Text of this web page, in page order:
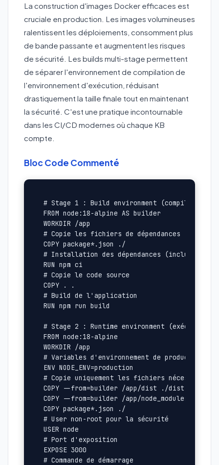
La construction d'images Docker efficaces est
cruciale en production. Les images volumineuses
ralentissent les déploiements, consomment plus
de bande passante et augmentent les risques
de sécurité. Les builds multi-stage permettent
de séparer l'environnement de compilation de
l'environnement d'exécution, réduisant
drastiquement la taille finale tout en maintenant
la sécurité. C'est une pratique incontournable
dans les CI/CD modernes où chaque KB
compte.
Bloc Code Commenté
# Stage 1 : Build environment (compilation)
FROM node:18-alpine AS builder
WORKDIR /app
# Copie les fichiers de dépendances
COPY package*.json ./
# Installation des dépendances (inclut les
RUN npm ci
# Copie le code source
COPY . .
# Build de l'application
RUN npm run build
# Stage 2 : Runtime environment (exécution)
FROM node:18-alpine
WORKDIR /app
# Variables d'environnement de production
ENV NODE_ENV=production
# Copie uniquement les fichiers nécessaires
COPY --from=builder /app/dist ./dist
COPY --from=builder /app/node_modules ./
COPY package*.json ./
# User non-root pour la sécurité
USER node
# Port d'exposition
EXPOSE 3000
# Commande de démarrage